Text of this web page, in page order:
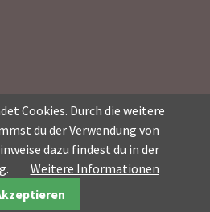
Cookies. Durch die weitere
du der Verwendung von
dazu findest du in der
Weitere Informationen